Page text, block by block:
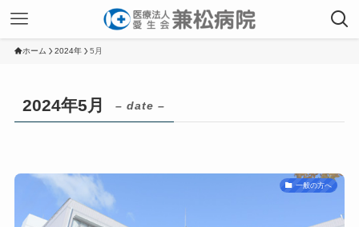
ホーム 2024年 5月
2024年5月 – date –
一般の方へ